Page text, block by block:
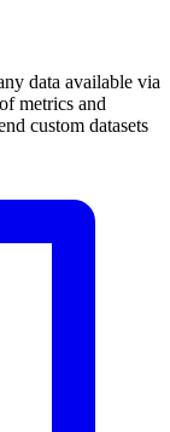
data available via
metrics and
custom datasets